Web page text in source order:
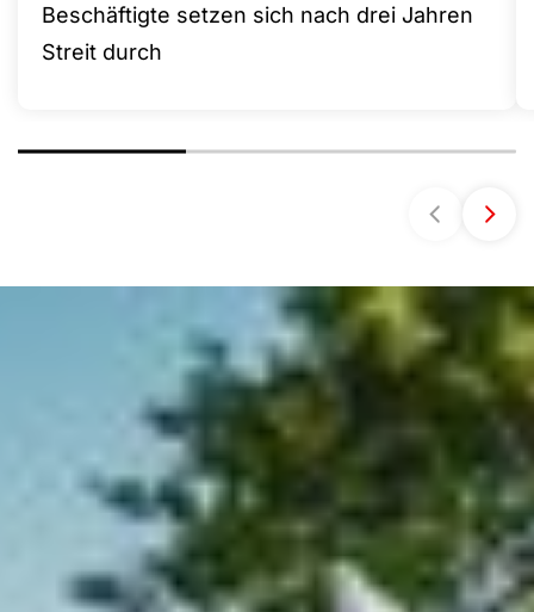
Beschäftigte setzen sich nach drei Jahren
Streit durch